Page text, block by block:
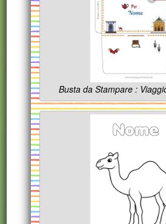
Busta da Stampare :